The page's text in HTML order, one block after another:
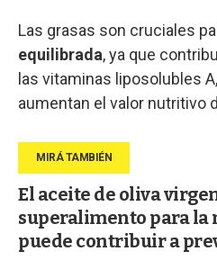
Las grasas son cruciales
equilibrada, ya que
las vitaminas liposolubles
aumentan el valor nutritivo
El aceite de oliva
superalimento para la
puede contribuir a